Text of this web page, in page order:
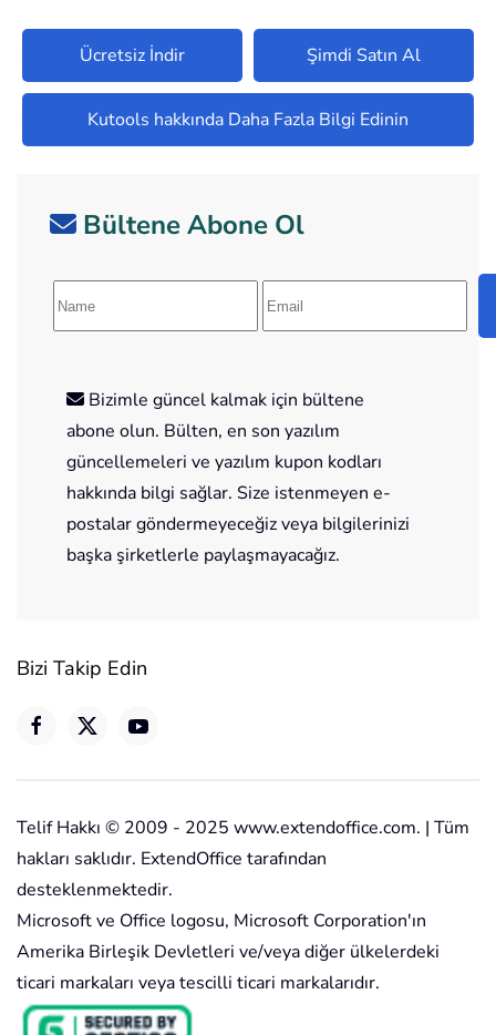
Ücretsiz İndir Şimdi Satın Al
Kutools hakkında Daha Fazla Bilgi Edinin
Bültene Abone Ol
Bizimle güncel kalmak için bültene
abone olun. Bülten, en son yazılım
güncellemeleri ve yazılım kupon kodları
hakkında bilgi sağlar. Size istenmeyen e-
postalar göndermeyeceğiz veya bilgilerinizi
başka şirketlerle paylaşmayacağız.
Bizi Takip Edin
Telif Hakkı © 2009 - 2025 www.extendoffice.com. | Tüm
hakları saklıdır. ExtendOffice tarafından
desteklenmektedir.
Microsoft ve Office logosu, Microsoft Corporation'ın
Amerika Birleşik Devletleri ve/veya diğer ülkelerdeki
ticari markaları veya tescilli ticari markalarıdır.